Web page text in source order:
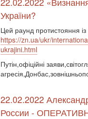
України?
Цей раунд протистояння
https://zn.ua/ukr/
ukrajini.html
Путін,офіційні
22.02.2022
России -